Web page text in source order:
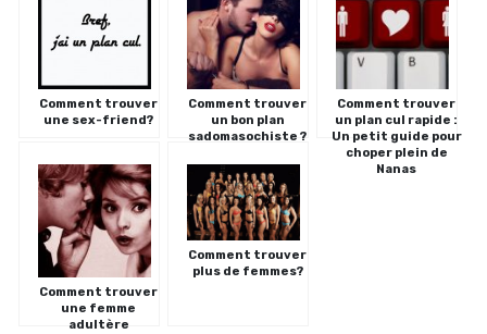
Comment trouver
une sex-friend?
Comment trouver
un bon plan
sadomasochiste ?
Comment trouver
un plan cul rapide :
Un petit guide pour
choper plein de
Nanas
Comment trouver
une femme
adultère
Comment trouver
plus de femmes?